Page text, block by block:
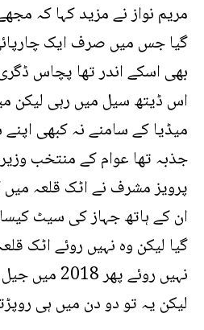
مریم نواز نے مزید کہا کہ
گیا جس میں صرف ایک
بھی اسکے اندر تھا پچاس
اس ڈیتھ سیل میں رہی لیکن
میڈیا کے سامنے نہ کبھی
جذبہ تھا عوام کے منتخب
پرویز مشرف نے اٹک قلعہ میں
ان کے ہاتھ جہاز کی سیٹ
گیا لیکن وہ نہیں روئے اٹک
نہیں روئے
لیکن یہ تو دو دن میں ہی